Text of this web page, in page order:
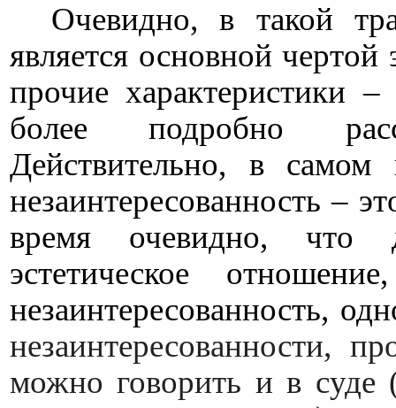
Очевидно, в такой
является основной
прочие характеристики
более подробно
Действительно, в
незаинтересованность –
время очевидно, что
эстетическое
незаинтересованность,
незаинтересованности,
можно говорить и в суде